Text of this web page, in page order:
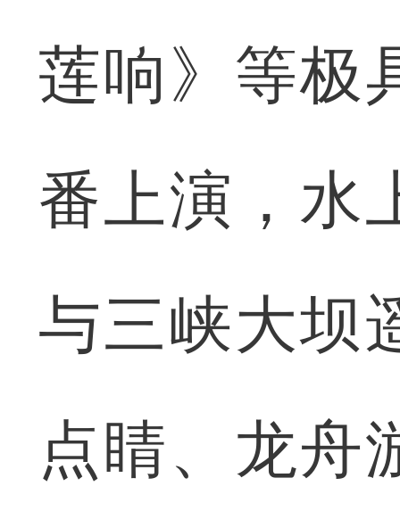
莲响》等极
番上演，水
与三峡大坝
点睛、龙舟